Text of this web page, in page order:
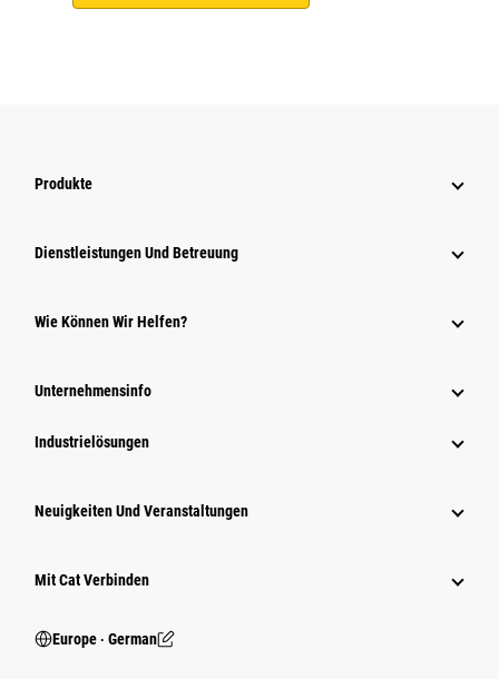
Produkte
Dienstleistungen Und Betreuung
Wie Können Wir Helfen?
Unternehmensinfo
Industrielösungen
Neuigkeiten Und Veranstaltungen
Mit Cat Verbinden
Europe ‧ German